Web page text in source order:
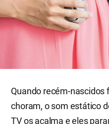
Quando recém-nascidos
choram, o som estático
TV os acalma e eles